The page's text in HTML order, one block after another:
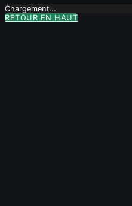
Chargement...
RETOUR EN HAUT